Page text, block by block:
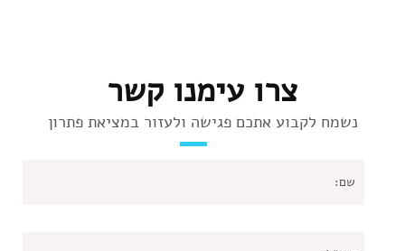
צרו עימנו קשר
נשמח לקבוע אתכם פגישה ולעזור במציאת פתרון